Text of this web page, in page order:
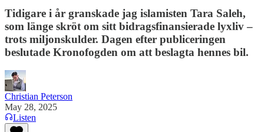
Tidigare i år granskade jag islamisten Tara Saleh,
som länge skröt om sitt bidragsfinansierade lyxliv –
trots miljonskulder. Dagen efter publiceringen
beslutade Kronofogden om att beslagta hennes bil.
Christian Peterson
May 28, 2025
Listen